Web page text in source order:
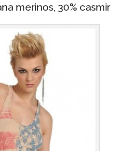
merinos, 30% casmir